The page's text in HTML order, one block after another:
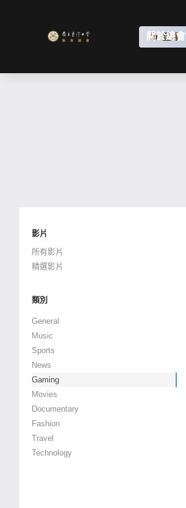
關於總會
登錄
影片
所有影片
精選影片
類別
General
Music
Sports
News
Gaming
Movies
Documentary
Fashion
Travel
Technology